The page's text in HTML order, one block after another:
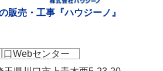
販売・工事『ハウジーノ』
口Webセンター